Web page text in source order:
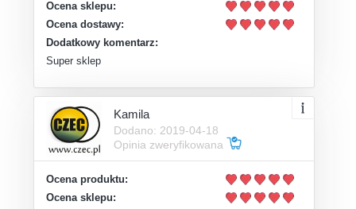
Ocena sklepu:
Ocena dostawy:
Dodatkowy komentarz:
Super sklep
Kamila
Dodano: 2019-04-18
Opinia zweryfikowana
Ocena produktu:
Ocena sklepu: